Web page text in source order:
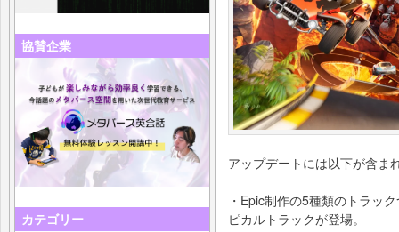
協賛企業
カテゴリー
アップデートには以下が含ま
・Epic制作の5種類のトラッ
ピカルトラックが登場。